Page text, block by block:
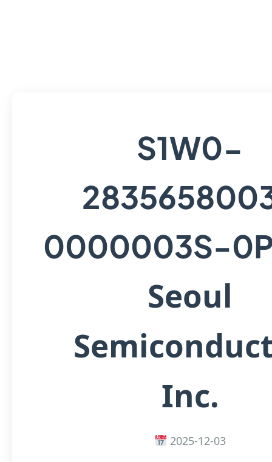
S1W0-
0000003S-
Seoul
Inc.
2025-12-03